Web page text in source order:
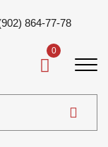
864-77-78
0